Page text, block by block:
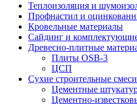
Теплоизоляция и
Профнастил и
Кровельные материалы
Сайдинг и
Древесно-плитные
Плиты OSB-3
ЦСП
Сухие строительные смеси
Цементные
Цементно-